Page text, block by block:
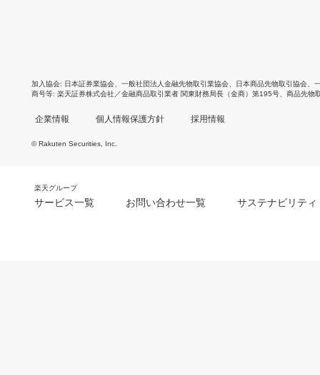
加入協会 日本証券業協会 一般社団法人金融先物取引業協会 日本商品先物取引協会
商号等 楽天証券株式会社／金融商品取引業者 関東財務局長（金商）第195号、商品先物
企業情報 個人情報保護方針 採用情報
© Rakuten Securities, Inc.
楽天グループ
サービス一覧 お問い合わせ一覧 サステナビリティ